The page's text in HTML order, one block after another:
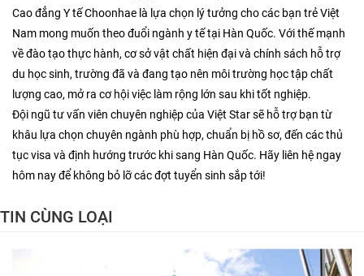
Cao đẳng Y tế Choonhae là lựa chọn lý tưởng cho các bạn trẻ Việt
Nam mong muốn theo đuổi ngành y tế tại Hàn Quốc. Với thế mạnh
về đào tạo thực hành, cơ sở vật chất hiện đại và chính sách hỗ trợ
du học sinh, trường đã và đang tạo nên môi trường học tập chất
lượng cao, mở ra cơ hội việc làm rộng lớn sau khi tốt nghiệp.
Đội ngũ tư vấn viên chuyên nghiệp của Việt Star sẽ hỗ trợ bạn từ
khâu lựa chọn chuyên ngành phù hợp, chuẩn bị hồ sơ, đến các thủ
tục visa và định hướng trước khi sang Hàn Quốc. Hãy liên hệ ngay
hôm nay để không bỏ lỡ các đợt tuyển sinh sắp tới!
TIN CÙNG LOẠI